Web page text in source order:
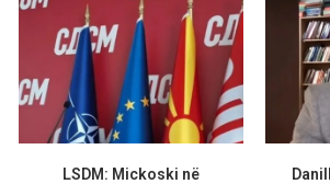
LSDM: Mickoski në